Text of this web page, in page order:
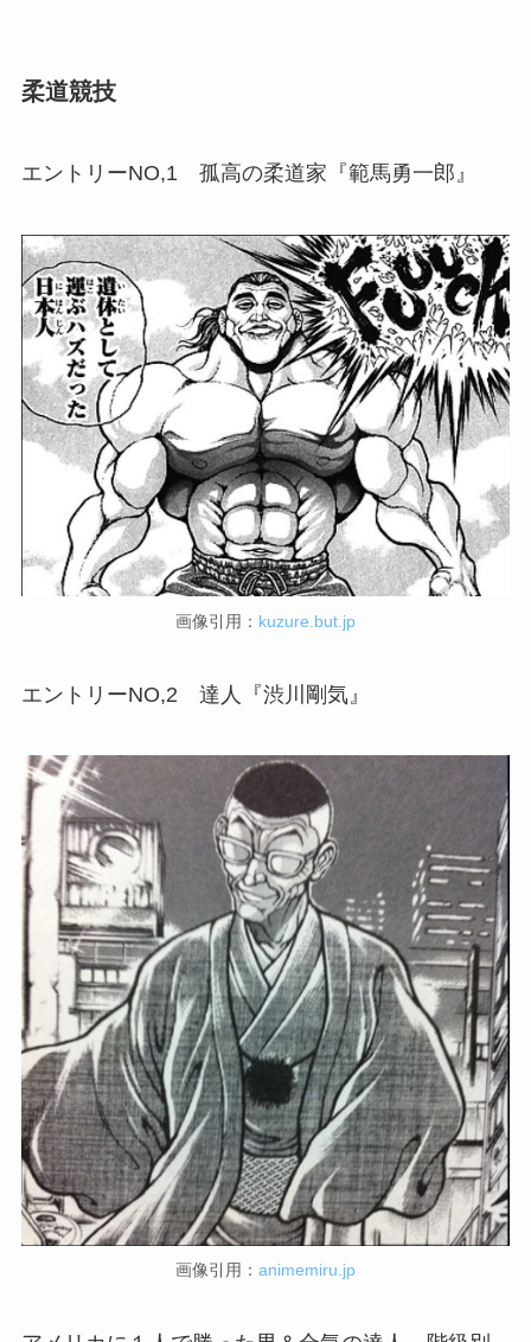
柔道競技
エントリーNO,1 孤高の柔道家『範馬勇一郎』
画像引用： kuzure.but.jp
エントリーNO,2 達人『渋川剛気』
画像引用： animemiru.jp